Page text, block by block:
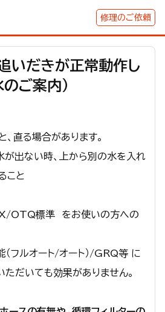
修理のご依頼
いだきが正常動作し
ご案内）
直る場合があります。
が出ない時、上から別の水を入れ
こと
OTQ標準 をお使いの方への
フルオート/オート）/GRQ等 に
ただいても効果がありません。